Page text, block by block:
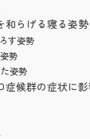
和らげる寝る姿勢
す姿勢
勢
姿勢
候群の症状に